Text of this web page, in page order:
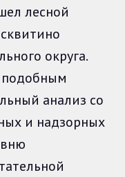
лесной
округа.
подобным
анализ со
и надзорных